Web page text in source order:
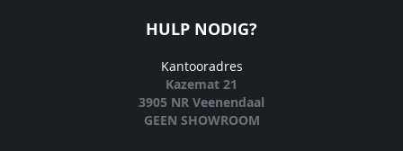
HULP NODIG?
Kantooradres
Kazemat 21
3905 NR Veenendaal
GEEN SHOWROOM